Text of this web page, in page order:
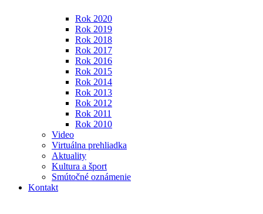
Rok 2020
Rok 2019
Rok 2018
Rok 2017
Rok 2016
Rok 2015
Rok 2014
Rok 2013
Rok 2012
Rok 2011
Rok 2010
Video
Virtuálna prehliadka
Aktuality
Kultura a šport
Smútočné oznámenie
Kontakt